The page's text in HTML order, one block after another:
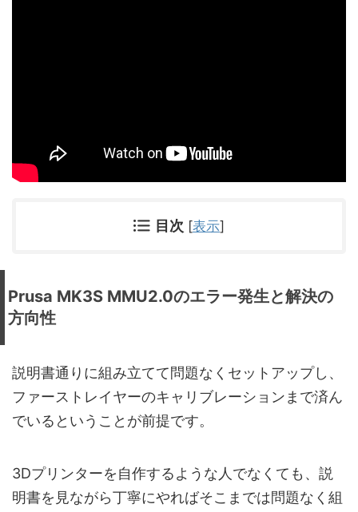
目次 [表示]
Prusa MK3S MMU2.0のエラー発生と解決の
方向性
説明書通りに組み立てて問題なくセットアップし、
ファーストレイヤーのキャリブレーションまで済ん
でいるということが前提です。
3Dプリンターを自作するような人でなくても、説
明書を見ながら丁寧にやればそこまでは問題なく組